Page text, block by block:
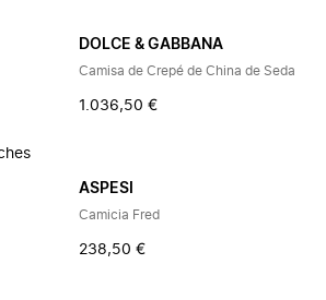
DOLCE & GABBANA
Camisa de Crepé de China de Seda
1.036,50 €
ASPESI
Camicia Fred
238,50 €